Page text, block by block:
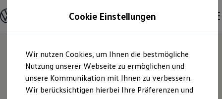
Hauptinhalt
springen
Footer
springen
Modelle und Konfigurator
Konfigurator
Modelle vergleichen
Elektroautos
ENERGY Sondermodelle
Nutzfahrzeuge
SUV und CUV
Familienautos
Autohaus Waser
Cookie Einstellungen
Wir nutzen Cookies, um Ihnen die bestmögliche
Nutzung unserer Webseite zu ermöglichen und
unsere Kommunikation mit Ihnen zu verbessern.
Wir berücksichtigen hierbei Ihre Präferenzen und